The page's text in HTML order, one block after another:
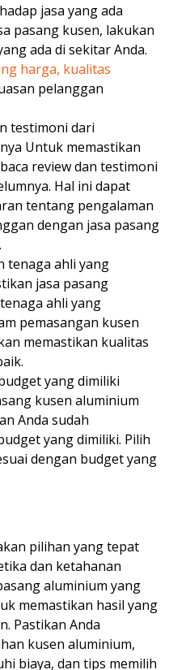
jasa yang ada
pasang kusen, lakukan
ada di sekitar Anda.
harga, kualitas
pelanggan
testimoni dari
Untuk memastikan
review dan testimoni
Hal ini dapat
tentang pengalaman
dengan jasa pasang
tenaga ahli yang
jasa pasang
ahli yang
pemasangan kusen
memastikan kualitas
yang dimiliki
kusen aluminium
Anda sudah
yang dimiliki. Pilih
dengan budget yang
pilihan yang tepat
dan ketahanan
aluminium yang
memastikan hasil yang
Pastikan Anda
kusen aluminium,
biaya, dan tips memilih